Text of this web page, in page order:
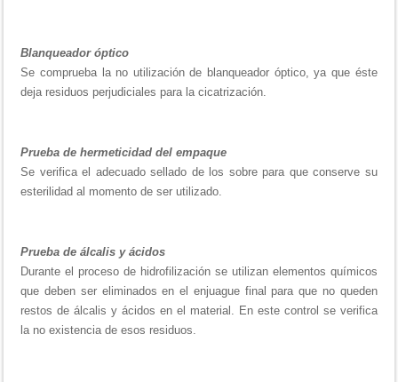
Blanqueador óptico
Se comprueba la no utilización de blanqueador óptico, ya que éste
deja residuos perjudiciales para la cicatrización.
Prueba de hermeticidad del empaque
Se verifica el adecuado sellado de los sobre para que conserve su
esterilidad al momento de ser utilizado.
Prueba de álcalis y ácidos
Durante el proceso de hidrofilización se utilizan elementos químicos
que deben ser eliminados en el enjuague final para que no queden
restos de álcalis y ácidos en el material. En este control se verifica
la no existencia de esos residuos.